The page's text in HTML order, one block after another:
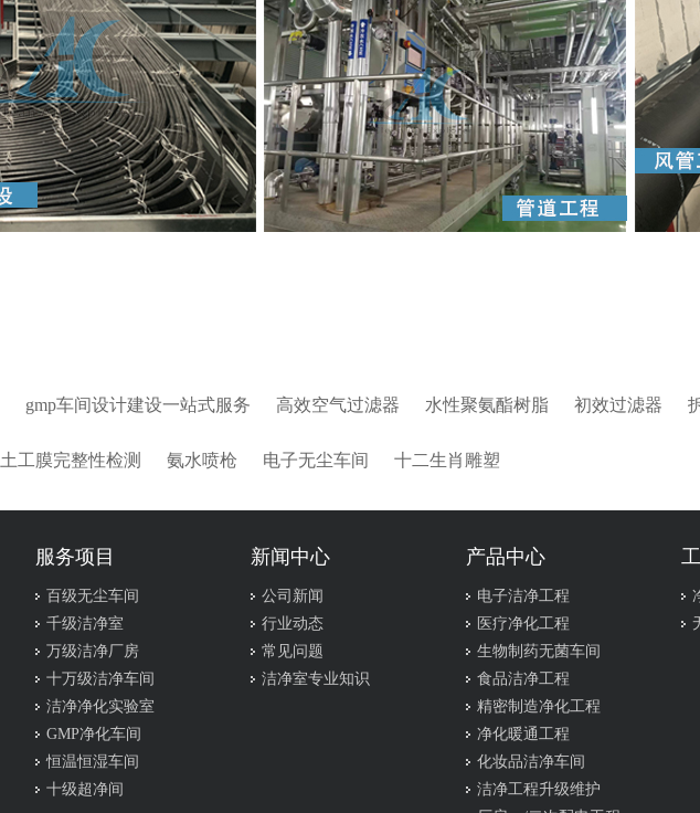
gmp车间设计建设一站式服务 高效空气过滤器 水性聚氨酯树脂 初效过滤器
土工膜完整性检测 氨水喷枪 电子无尘车间 十二生肖雕塑
服务项目
百级无尘车间
千级洁净室
万级洁净厂房
十万级洁净车间
洁净净化实验室
GMP净化车间
恒温恒湿车间
十级超净间
新闻中心
公司新闻
行业动态
常见问题
洁净室专业知识
产品中心
电子洁净工程
医疗净化工程
生物制药无菌车间
食品洁净工程
精密制造净化工程
净化暖通工程
化妆品洁净车间
洁净工程升级维护